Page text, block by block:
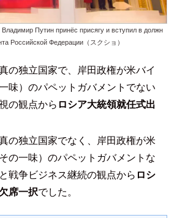
Путин принёс присягу и вступил в должн
Российской Федерации（スクショ）
の独立国家で、岸田政権が米バイ
味）のパペットガバメントでない
の観点から ロシア大統領就任式出
の独立国家でなく、岸田政権が米
の一味）のパペットガバメントな
戦争ビジネス継続の観点から ロシ
欠席一択でした。